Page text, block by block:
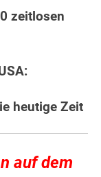
zeitlosen
heutige Zeit
auf dem